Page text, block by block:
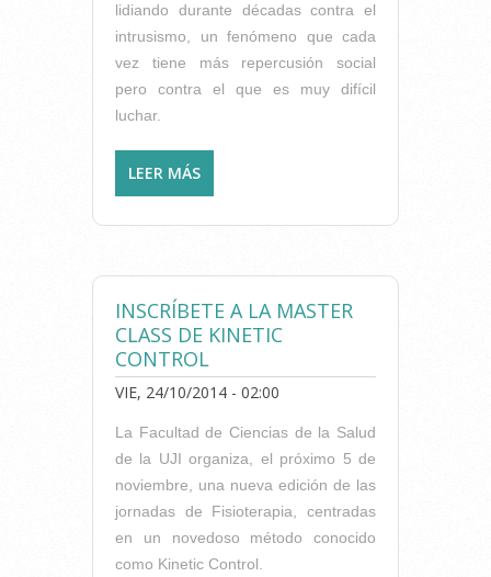
lidiando durante décadas contra el
intrusismo, un fenómeno que cada
vez tiene más repercusión social
pero contra el que es muy difícil
luchar.
LEER MÁS
ESTAFA?
INSCRÍBETE A LA MASTER
CLASS DE KINETIC
CONTROL
VIE, 24/10/2014 - 02:00
La Facultad de Ciencias de la Salud
de la UJI organiza, el próximo 5 de
noviembre, una nueva edición de las
jornadas de Fisioterapia, centradas
en un novedoso método conocido
como Kinetic Control.